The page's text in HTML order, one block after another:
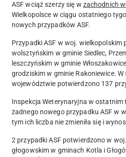
ASF wciąż szerzy się w zachodnich
Wielkopolsce w ciągu ostatniego
nowych przypadków ASF.
Przypadki ASF w woj.
wolsztyńskim w gminie Siedlec,
leszczyńskim w gminie
grodziskim w gminie Rakoniewice.
województwie potwierdzono 137
Inspekcja Weterynaryjna w ostatnim
żadnego nowego przypadku ASF w
tym ich liczba nie zmieniła się i
2 przypadki ASF potwierdzono w
głogowskim w gminach Kotla i